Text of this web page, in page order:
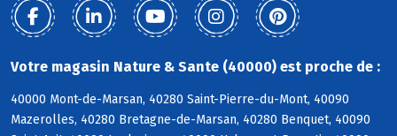
Votre magasin Nature & Sante (40000) est proche de :
40000 Mont-de-Marsan, 40280 Saint-Pierre-du-Mont, 40090
Mazerolles, 40280 Bretagne-de-Marsan, 40280 Benquet, 40090